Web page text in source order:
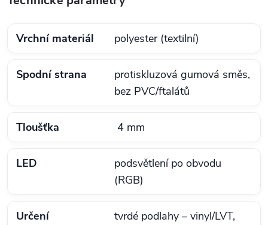
Vrchní materiál polyester (textilní)
Spodní strana
protiskluzová gumová směs,
bez PVC/ftalátů
Tloušťka 4 mm
LED
podsvětlení po obvodu
(RGB)
Určení
tvrdé podlahy – vinyl/LVT,